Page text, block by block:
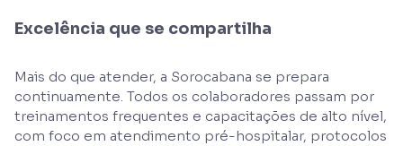
Excelência que se compartilha
Mais do que atender, a Sorocabana se prepara
continuamente. Todos os colaboradores passam por
treinamentos frequentes e capacitações de alto nível,
com foco em atendimento pré-hospitalar, protocolos